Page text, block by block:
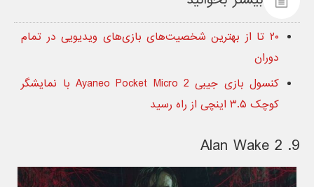
۲۰ تا از بهترین شخصیت‌های بازی‌های ویدیویی در تمام
دوران
کنسول بازی جیبی Ayaneo Pocket Micro 2 با نمایشگر
کوچک ۳.۵ اینچی از راه رسید
9. Alan Wake 2